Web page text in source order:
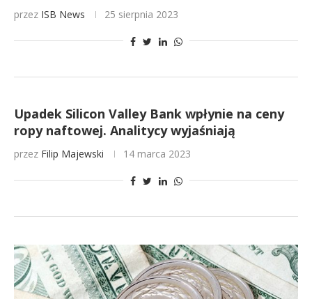
przez ISB News 25 sierpnia 2023
Upadek Silicon Valley Bank wpłynie na ceny
ropy naftowej. Analitycy wyjaśniają
przez Filip Majewski 14 marca 2023